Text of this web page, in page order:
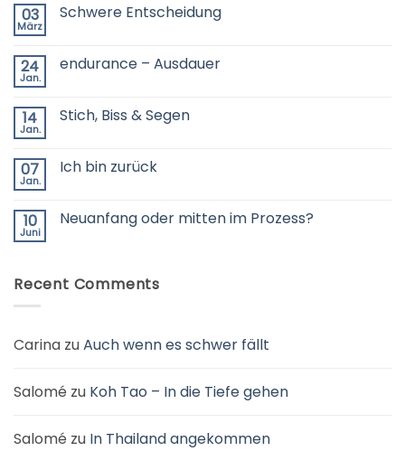
03
März
Schwere Entscheidung
Schwere
24
Jan.
endurance – Ausdauer
endurance
14
Jan.
Stich, Biss & Segen
Stich,
07
Jan.
Ich bin zurück
Ich
10
Juni
Neuanfang oder mitten im Prozess?
oder
Recent Comments
Carina zuAuch wenn es schwer fällt
Salomé zu Koh Tao – In die Tiefe gehen
Salomé zu In Thailand angekommen